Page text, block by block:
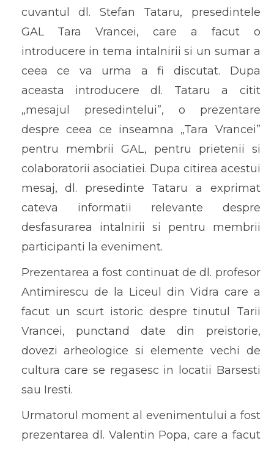
cuvantul dl. Stefan Tataru, presedintele
GAL Tara Vrancei, care a facut o
introducere in tema intalnirii si un sumar a
ceea ce va urma a fi discutat. Dupa
aceasta introducere dl. Tataru a citit
„mesajul presedintelui”, o prezentare
despre ceea ce inseamna „Tara Vrancei”
pentru membrii GAL, pentru prietenii si
colaboratorii asociatiei. Dupa citirea acestui
mesaj, dl. presedinte Tataru a exprimat
cateva informatii relevante despre
desfasurarea intalnirii si pentru membrii
participanti la eveniment.
Prezentarea a fost continuat de dl. profesor
Antimirescu de la Liceul din Vidra care a
facut un scurt istoric despre tinutul Tarii
Vrancei, punctand date din preistorie,
dovezi arheologice si elemente vechi de
cultura care se regasesc in locatii Barsesti
sau Iresti.
Urmatorul moment al evenimentului a fost
prezentarea dl. Valentin Popa, care a facut